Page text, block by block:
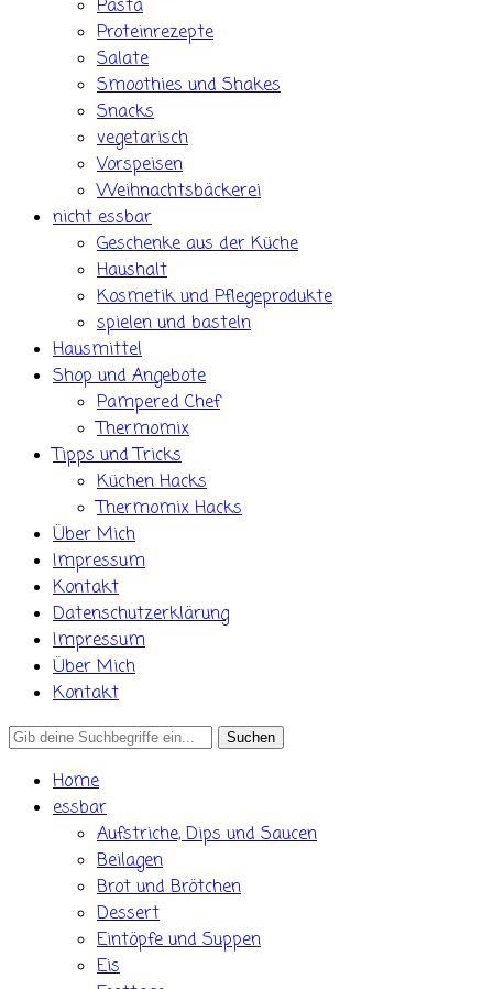
Pasta
Proteinrezepte
Salate
Smoothies und Shakes
Snacks
vegetarisch
Vorspeisen
Weihnachtsbäckerei
nicht essbar
Geschenke aus der Küche
Haushalt
Kosmetik und Pflegeprodukte
spielen und basteln
Hausmittel
Shop und Angebote
Pampered Chef
Thermomix
Tipps und Tricks
Küchen Hacks
Thermomix Hacks
Über Mich
Impressum
Kontakt
Datenschutzerklärung
Impressum
Über Mich
Kontakt
Search
Home
essbar
Aufstriche, Dips und Saucen
Beilagen
Brot und Brötchen
Dessert
Eintöpfe und Suppen
Eis